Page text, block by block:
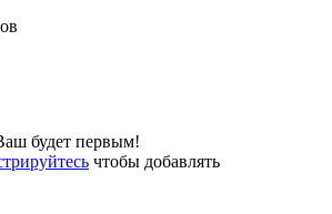
будет первым!
чтобы добавлять